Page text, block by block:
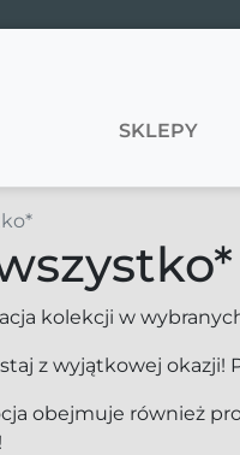
SKLEPY
kolekcji w
z wyjątkowej okazji!
obejmuje również